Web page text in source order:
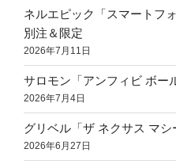
ネルエピック「スマートフ
別注＆限定
2026年7月11日
サロモン「アンフィビ ボー
2026年7月4日
グリベル「ザ ネクサス マシ
2026年6月27日